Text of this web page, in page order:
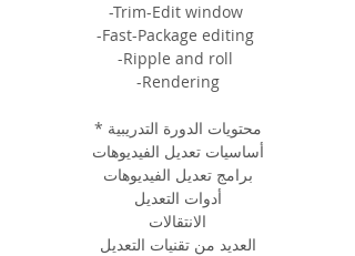
-Trim-Edit window
-Fast-Package editing
-Ripple and roll
-Rendering
محتويات الدورة التدريبية *
أساسيات تعديل الفيديوهات
برامج تعديل الفيديوهات
أدوات التعديل
الانتقالات
العديد من تقنيات التعديل